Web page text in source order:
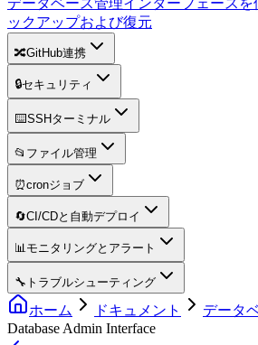
データベース管理インターフェースを
ックアップおよび復元
🔀GitHub連携
🔒セキュリティ
⌨️SSHターミナル
📂 ファイル管理
⏰cronジョブ
🔄CI/CDと自動デプロイ
📊モニタリングとアラート
🔧 トラブルシューティング
ホーム ドキュメント データ
Database Admin Interface